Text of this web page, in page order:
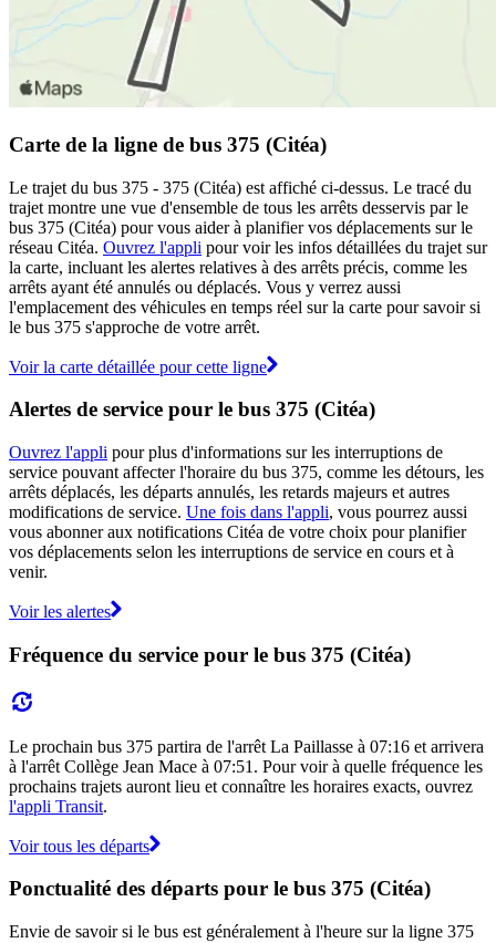
Carte de la ligne de bus 375 (Citéa)
Le trajet du bus 375 - 375 (Citéa) est affiché ci-dessus. Le tracé du
trajet montre une vue d'ensemble de tous les arrêts desservis par le
bus 375 (Citéa) pour vous aider à planifier vos déplacements sur le
réseau Citéa. Ouvrez l'appli pour voir les infos détaillées du trajet sur
la carte, incluant les alertes relatives à des arrêts précis, comme les
arrêts ayant été annulés ou déplacés. Vous y verrez aussi
l'emplacement des véhicules en temps réel sur la carte pour savoir si
le bus 375 s'approche de votre arrêt.
Voir la carte détaillée pour cette ligne
Alertes de service pour le bus 375 (Citéa)
Ouvrez l'appli pour plus d'informations sur les interruptions de
service pouvant affecter l'horaire du bus 375, comme les détours, les
arrêts déplacés, les départs annulés, les retards majeurs et autres
modifications de service. Une fois dans l'appli, vous pourrez aussi
vous abonner aux notifications Citéa de votre choix pour planifier
vos déplacements selon les interruptions de service en cours et à
venir.
Voir les alertes
Fréquence du service pour le bus 375 (Citéa)
Le prochain bus 375 partira de l'arrêt La Paillasse à 07:16 et arrivera
à l'arrêt Collège Jean Mace à 07:51. Pour voir à quelle fréquence les
prochains trajets auront lieu et connaître les horaires exacts, ouvrez
l'appli Transit.
Voir tous les départs
Ponctualité des départs pour le bus 375 (Citéa)
Envie de savoir si le bus est généralement à l'heure sur la ligne 375